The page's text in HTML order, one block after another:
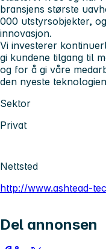
bransjens største
000 utstyrsobjekter,
innovasjon.
Vi investerer
gi kundene tilgang til
og for å gi våre
den nyeste
Sektor
Privat
Nettsted
http://www.ashtead-
Del annonsen